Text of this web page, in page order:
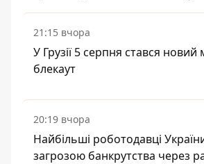
21:15 вчора
У Грузії 5 серпня стався
блекаут
20:19 вчора
Найбільші роботодавці
загрозою банкрутства через